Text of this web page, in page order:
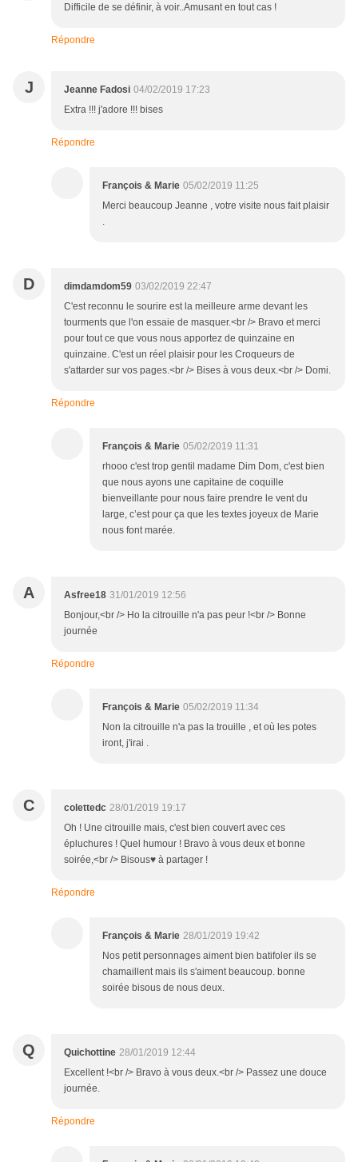
Difficile de se définir, à voir..Amusant en tout cas !
Répondre
J Jeanne Fadosi 04/02/2019 17:23
Extra !!! j'adore !!! bises
Répondre
François & Marie 05/02/2019 11:25
Merci beaucoup Jeanne , votre visite nous fait plaisir
.
D dimdamdom59 03/02/2019 22:47
C'est reconnu le sourire est la meilleure arme devant les
tourments que l'on essaie de masquer.<br /> Bravo et merci
pour tout ce que vous nous apportez de quinzaine en
quinzaine. C'est un réel plaisir pour les Croqueurs de
s'attarder sur vos pages.<br /> Bises à vous deux.<br /> Domi.
Répondre
François & Marie 05/02/2019 11:31
rhooo c'est trop gentil madame Dim Dom, c'est bien
que nous ayons une capitaine de coquille
bienveillante pour nous faire prendre le vent du
large, c’est pour ça que les textes joyeux de Marie
nous font marée.
A Asfree18 31/01/2019 12:56
Bonjour,<br /> Ho la citrouille n'a pas peur !<br /> Bonne
journée
Répondre
François & Marie 05/02/2019 11:34
Non la citrouille n'a pas la trouille , et où les potes
iront, j'irai .
C colettedc 28/01/2019 19:17
Oh ! Une citrouille mais, c'est bien couvert avec ces
épluchures ! Quel humour ! Bravo à vous deux et bonne
soirée,<br /> Bisous♥ à partager !
Répondre
François & Marie 28/01/2019 19:42
Nos petit personnages aiment bien batifoler ils se
chamaillent mais ils s'aiment beaucoup. bonne
soirée bisous de nous deux.
Q Quichottine 28/01/2019 12:44
Excellent !<br /> Bravo à vous deux.<br /> Passez une douce
journée.
Répondre